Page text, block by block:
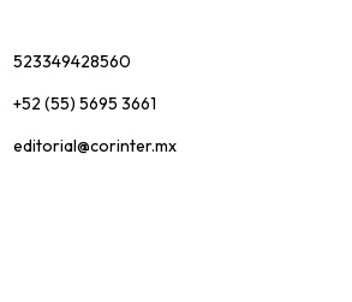
523349428560
+52 (55) 5695 3661
editorial@corinter.mx